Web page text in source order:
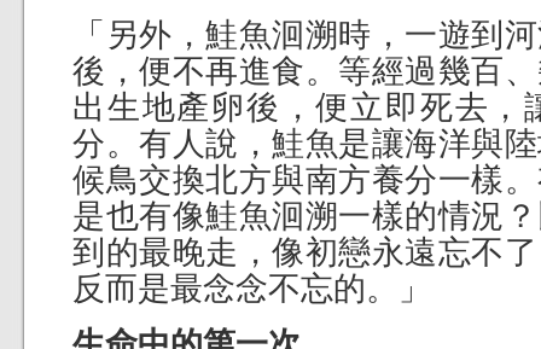
「另外，鮭魚洄溯時，一遊到
後，便不再進食。等經過幾百
出生地產卵後，便立即死去，
分。有人說，鮭魚是讓海洋與
候鳥交換北方與南方養分一樣
是也有像鮭魚洄溯一樣的情況
到的最晚走，像初戀永遠忘不
反而是最念念不忘的。」